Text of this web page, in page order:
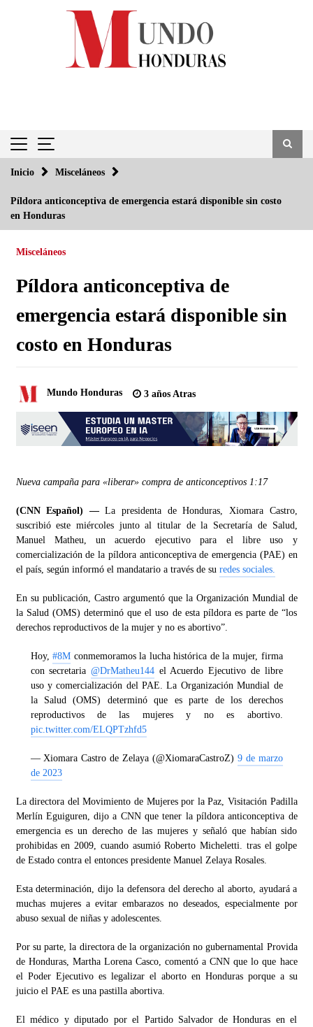
Inicio Misceláneos
Píldora anticonceptiva de emergencia estará disponible sin costo
en Honduras
Misceláneos
Píldora anticonceptiva de
emergencia estará disponible sin
costo en Honduras
Mundo Honduras 3 años Atras
Nueva campaña para «liberar» compra de anticonceptivos 1:17
(CNN Español) —La presidenta de Honduras, Xiomara Castro,
suscribió este miércoles junto al titular de la Secretaría de Salud,
Manuel Matheu, un acuerdo ejecutivo para el libre uso y
comercialización de la píldora anticonceptiva de emergencia (PAE) en
el país, según informó el mandatario a través de su redes sociales.
En su publicación, Castro argumentó que la Organización Mundial de
la Salud (OMS) determinó que el uso de esta píldora es parte de “los
derechos reproductivos de la mujer y no es abortivo”.
Hoy,#8M conmemoramos la lucha histórica de la mujer, firma
con secretaria @DrMatheu144el Acuerdo Ejecutivo de libre
uso y comercialización del PAE. La Organización Mundial de
la Salud (OMS) determinó que es parte de los derechos
reproductivos de las mujeres y no es abortivo.
pic.twitter.com/ELQPTzhfd5
— Xiomara Castro de Zelaya (@XiomaraCastroZ) 9 de marzo
de 2023
La directora del Movimiento de Mujeres por la Paz, Visitación Padilla
Merlín Eguiguren, dijo a CNN que tener la píldora anticonceptiva de
emergencia es un derecho de las mujeres y señaló que habían sido
prohibidas en 2009, cuando asumió Roberto Micheletti. tras el golpe
de Estado contra el entonces presidente Manuel Zelaya Rosales.
Esta determinación, dijo la defensora del derecho al aborto, ayudará a
muchas mujeres a evitar embarazos no deseados, especialmente por
abuso sexual de niñas y adolescentes.
Por su parte, la directora de la organización no gubernamental Provida
de Honduras, Martha Lorena Casco, comentó a CNN que lo que hace
el Poder Ejecutivo es legalizar el aborto en Honduras porque a su
juicio el PAE es una pastilla abortiva.
El médico y diputado por el Partido Salvador de Honduras en el